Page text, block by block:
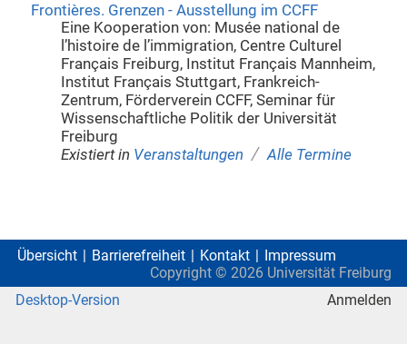
Frontières. Grenzen - Ausstellung im CCFF
Eine Kooperation von: Musée national de
l’histoire de l’immigration, Centre Culturel
Français Freiburg, Institut Français Mannheim,
Institut Français Stuttgart, Frankreich-
Zentrum, Förderverein CCFF, Seminar für
Wissenschaftliche Politik der Universität
Freiburg
Existiert in Veranstaltungen / Alle Termine
Übersicht Barrierefreiheit Kontakt
Impressum
Copyright © 2026 Universität Freiburg
Desktop-Version
Anmelden